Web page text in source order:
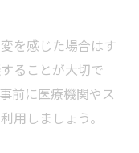
を感じた場合はす
ることが大切で
前に医療機関やス
用しましょう。